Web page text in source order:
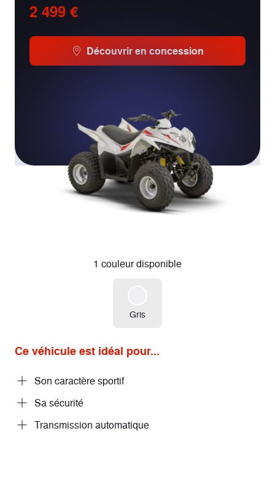
2 499 €
Découvrir en concession
Ce véhicule est idéal pour...
Son caractère sportif
Sa sécurité
Transmission automatique
1 couleur disponible
Gris